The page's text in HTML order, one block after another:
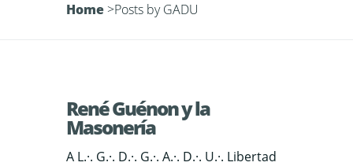
Home >Posts by GADU
René Guénon y la
Masonería
A L.·. G.·. D.·. G.·. A.·. D.·. U.·. Libertad